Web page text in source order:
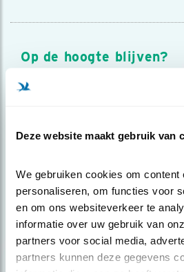
Deze website maakt gebruik van
We gebruiken cookies om content
personaliseren, om functies voor
en om ons websiteverkeer te
informatie over uw gebruik van
partners voor social media,
partners kunnen deze gegevens
Op de hoogte blijven?
Meld je aan en ontvang nieuws,
over vogels en activiteiten van